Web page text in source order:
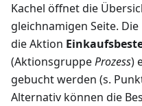
Kachel öffnet die
gleichnamigen Seite.
die Aktion
(AktionsgruppeProzess)
gebucht werden (s.
Alternativ können die